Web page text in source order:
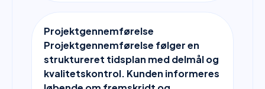
Projektgennemførelse
Projektgennemførelse følger en
struktureret tidsplan med delmål og
kvalitetskontrol. Kunden informeres